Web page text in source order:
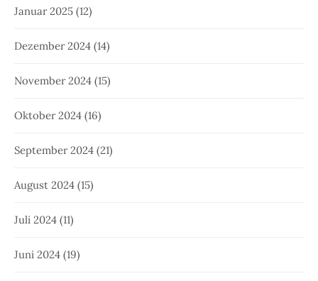
Januar 2025 (12)
Dezember 2024 (14)
November 2024 (15)
Oktober 2024 (16)
September 2024 (21)
August 2024 (15)
Juli 2024 (11)
Juni 2024 (19)